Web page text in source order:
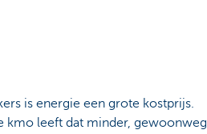
is energie een grote kostprijs.
kmo leeft dat minder, gewoonweg